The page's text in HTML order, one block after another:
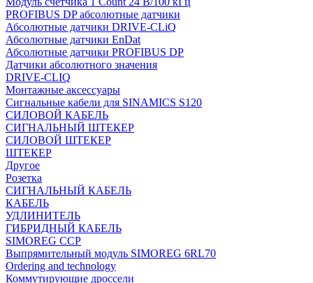
PROFIBUS DP абсолютные датчики
Абсолютные датчики DRIVE-CLiQ
Абсолютные датчики EnDat
Абсолютные датчики PROFIBUS DP
Датчики абсолютного значения
DRIVE-CLIQ
Монтажные аксессуары
Сигнальные кабели для SINAMICS S120
СИЛОВОЙ КАБЕЛЬ
СИГНАЛЬНЫЙ ШТЕКЕР
СИЛОВОЙ ШТЕКЕР
ШТЕКЕР
Другое
Розетка
СИГНАЛЬНЫЙ КАБЕЛЬ
КАБЕЛЬ
УДЛИНИТЕЛЬ
ГИБРИДНЫЙ КАБЕЛЬ
SIMOREG CCP
Выпрямительный модуль SIMOREG 6RL70
Ordering and technology
Коммутирующие дроссели